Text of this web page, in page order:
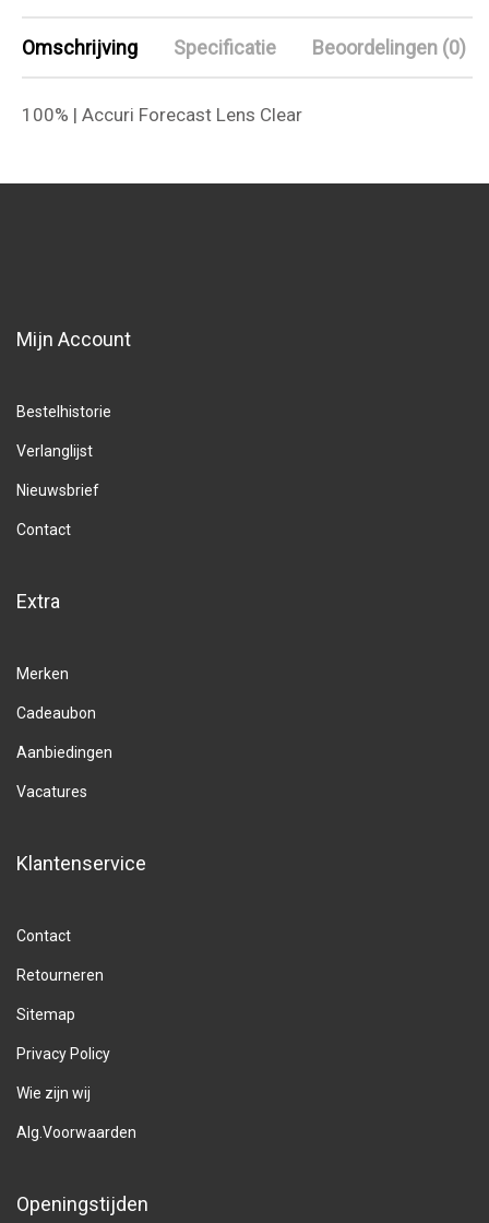
Omschrijving Specificatie Beoordelingen (0)
100% | Accuri Forecast Lens Clear
Mijn Account
Bestelhistorie
Verlanglijst
Nieuwsbrief
Contact
Extra
Merken
Cadeaubon
Aanbiedingen
Vacatures
Klantenservice
Contact
Retourneren
Sitemap
Privacy Policy
Wie zijn wij
Alg.Voorwaarden
Openingstijden